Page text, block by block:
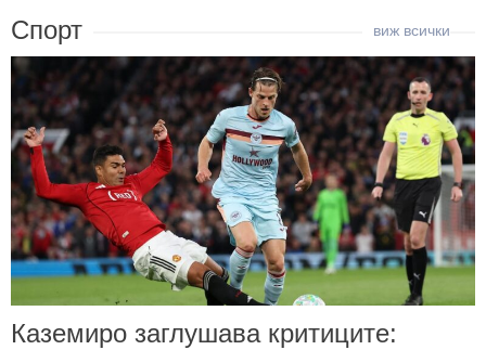
Спорт
Каземиро заглушава критиците: